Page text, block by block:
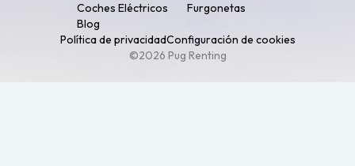
Coches Eléctricos
Furgonetas
Blog
Política de privacidadConfiguración de cookies
©2026 Pug Renting